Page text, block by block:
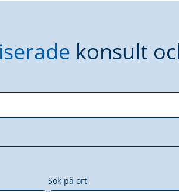
konsult
Sök på ort